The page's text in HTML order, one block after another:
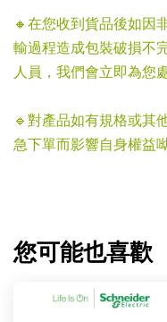
🔸在您收到貨品後如因
輸過程造成包裝破損不
人員，我們會立即為您處
🔹對產品如有規格或其
急下單而影響自身權益
您可能也喜歡